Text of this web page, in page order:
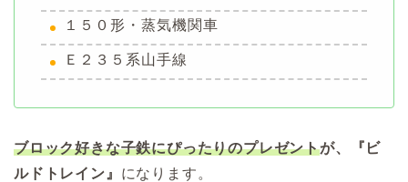
１５０形・蒸気機関車
Ｅ２３５系山手線
ブロック好きな子鉄にぴったりのプレゼントが、『ビ
ルドトレイン』 になります。